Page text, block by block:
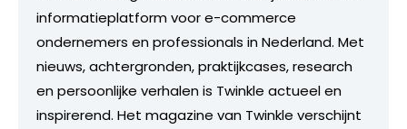
informatieplatform voor e-commerce
ondernemers en professionals in Nederland. Met
nieuws, achtergronden, praktijkcases, research
en persoonlijke verhalen is Twinkle actueel en
inspirerend. Het magazine van Twinkle verschijnt